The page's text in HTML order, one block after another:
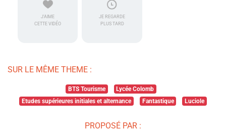
J'AIME
CETTE VIDÉO
JE REGARDE
PLUS TARD
SUR LE MÊME THEME :
BTS Tourisme
Lycée Colomb
Etudes supérieures initiales et alternance
Fantastique Luciole
PROPOSÉ PAR :